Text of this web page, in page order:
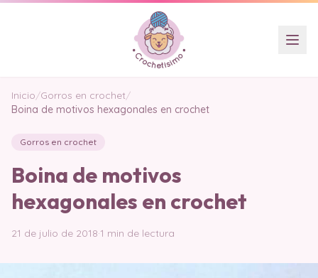
Inicio/Gorros en crochet/
Boina de motivos hexagonales en crochet
Gorros en crochet
Boina de motivos
hexagonales en crochet
21 de julio de 2018·1 min de lectura